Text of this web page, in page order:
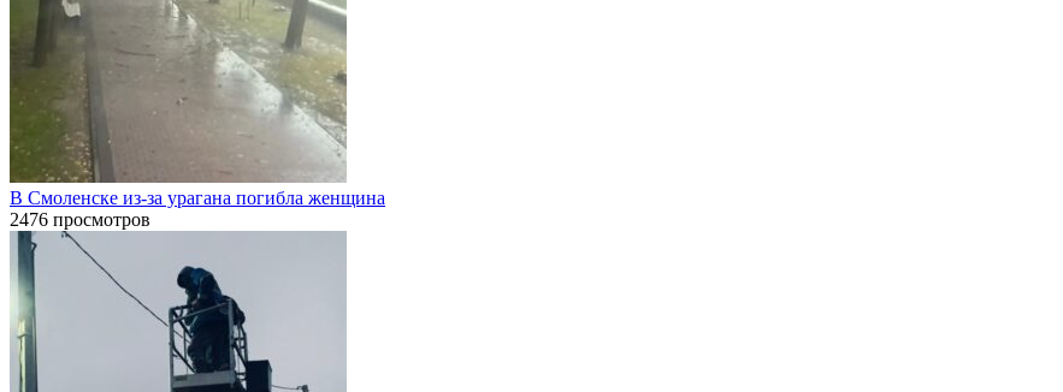
В Смоленске из-за урагана погибла женщина
2476 просмотров